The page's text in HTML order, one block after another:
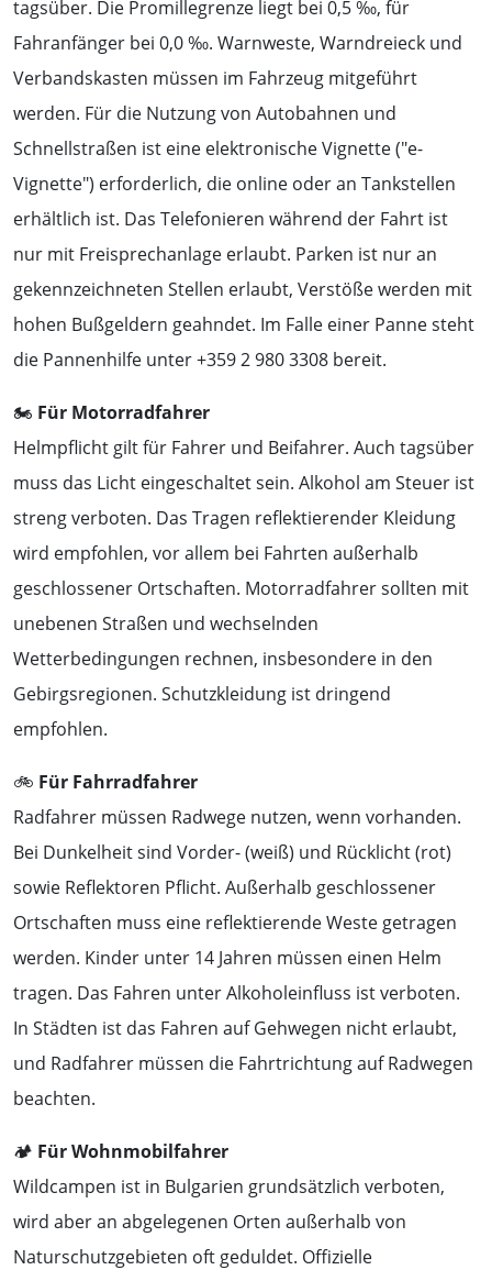
tagsüber. Die Promillegrenze liegt bei 0,5 ‰, für
Fahranfänger bei 0,0 ‰. Warnweste, Warndreieck und
Verbandskasten müssen im Fahrzeug mitgeführt
werden. Für die Nutzung von Autobahnen und
Schnellstraßen ist eine elektronische Vignette ("e-
Vignette") erforderlich, die online oder an Tankstellen
erhältlich ist. Das Telefonieren während der Fahrt ist
nur mit Freisprechanlage erlaubt. Parken ist nur an
gekennzeichneten Stellen erlaubt, Verstöße werden mit
hohen Bußgeldern geahndet. Im Falle einer Panne steht
die Pannenhilfe unter +359 2 980 3308 bereit.
🏍️ Für Motorradfahrer
Helmpflicht gilt für Fahrer und Beifahrer. Auch tagsüber
muss das Licht eingeschaltet sein. Alkohol am Steuer ist
streng verboten. Das Tragen reflektierender Kleidung
wird empfohlen, vor allem bei Fahrten außerhalb
geschlossener Ortschaften. Motorradfahrer sollten mit
unebenen Straßen und wechselnden
Wetterbedingungen rechnen, insbesondere in den
Gebirgsregionen. Schutzkleidung ist dringend
empfohlen.
🚲 Für Fahrradfahrer
Radfahrer müssen Radwege nutzen, wenn vorhanden.
Bei Dunkelheit sind Vorder- (weiß) und Rücklicht (rot)
sowie Reflektoren Pflicht. Außerhalb geschlossener
Ortschaften muss eine reflektierende Weste getragen
werden. Kinder unter 14 Jahren müssen einen Helm
tragen. Das Fahren unter Alkoholeinfluss ist verboten.
In Städten ist das Fahren auf Gehwegen nicht erlaubt,
und Radfahrer müssen die Fahrtrichtung auf Radwegen
beachten.
🏕️ Für Wohnmobilfahrer
Wildcampen ist in Bulgarien grundsätzlich verboten,
wird aber an abgelegenen Orten außerhalb von
Naturschutzgebieten oft geduldet. Offizielle